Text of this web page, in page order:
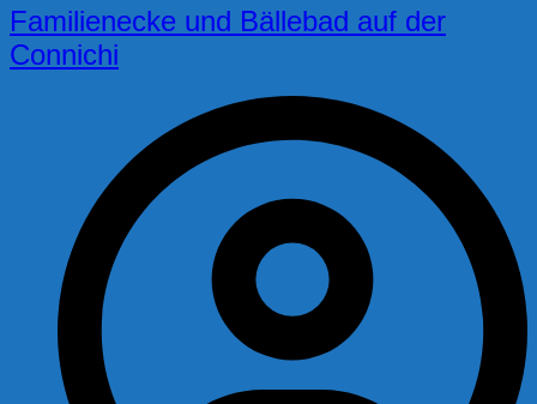
Familienecke und Bällebad auf der
Connichi